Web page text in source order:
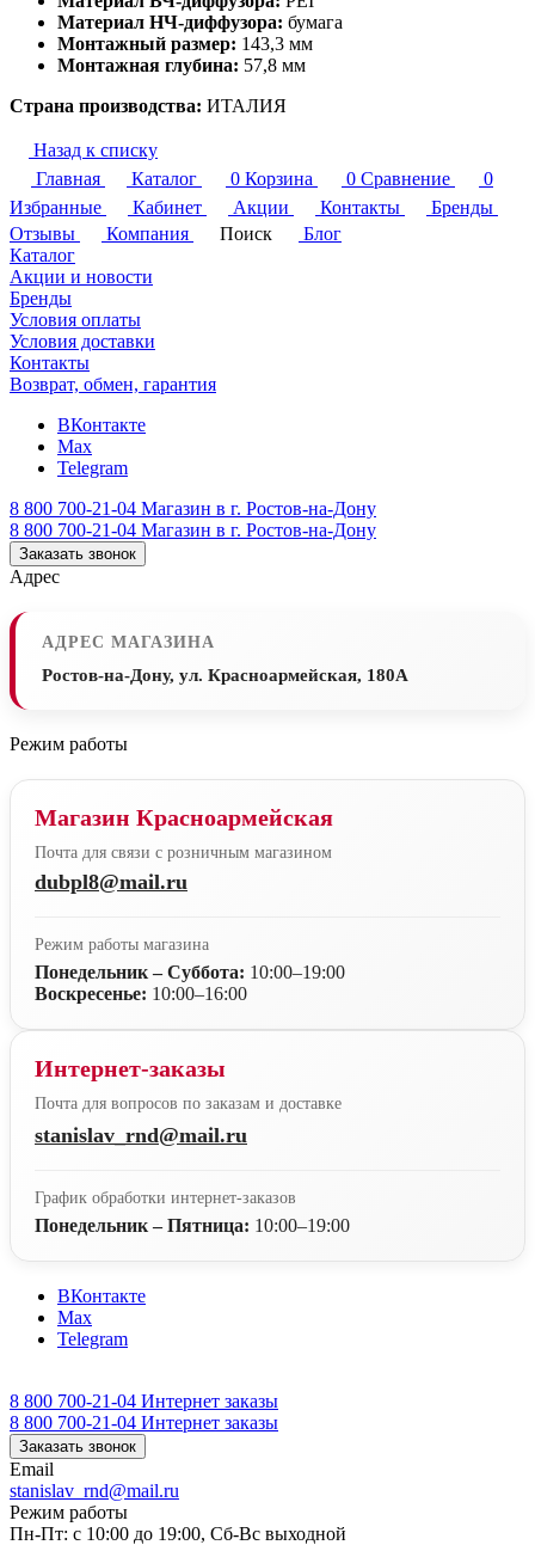
Материал НЧ-диффузора: бумага
Монтажный размер: 143,3 мм
Монтажная глубина: 57,8 мм
Страна производства: ИТАЛИЯ
Назад к списку
Главная
Каталог 0 Корзина 0 Сравнение
0
Избранные
Кабинет Акции Контакты
Бренды
Отзывы
Компания Поиск
Блог
Каталог
Акции и новости
Бренды
Условия оплаты
Условия доставки
Контакты
Возврат, обмен, гарантия
ВКонтакте
Max
Telegram
8 800 700-21-04 Магазин в г. Ростов-на-Дону
8 800 700-21-04 Магазин в г. Ростов-на-Дону
Заказать звонок
Адрес
АДРЕС МАГАЗИНА
Ростов-на-Дону, ул. Красноармейская, 180А
Режим работы
Магазин Красноармейская
Почта для связи с розничным магазином
dubpl8@mail.ru
Режим работы магазина
Понедельник – Суббота: 10:00–19:00
Воскресенье: 10:00–16:00
Интернет-заказы
Почта для вопросов по заказам и доставке
stanislav_rnd@mail.ru
График обработки интернет-заказов
Понедельник – Пятница: 10:00–19:00
ВКонтакте
Max
Telegram
8 800 700-21-04 Интернет заказы
8 800 700-21-04 Интернет заказы
Заказать звонок
Email
stanislav_rnd@mail.ru
Режим работы
Пн-Пт: с 10:00 до 19:00, Сб-Вс выходной